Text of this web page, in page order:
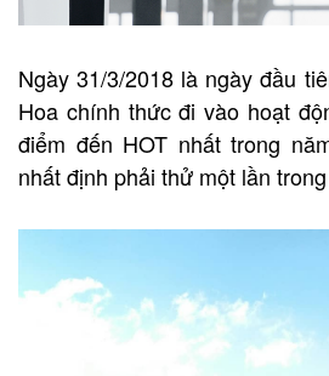
Ngày 31/3/2018 là ngày đầu
Hoa chính thức đi vào hoạt
điểm đến HOT nhất trong
nhất định phải thử một lần